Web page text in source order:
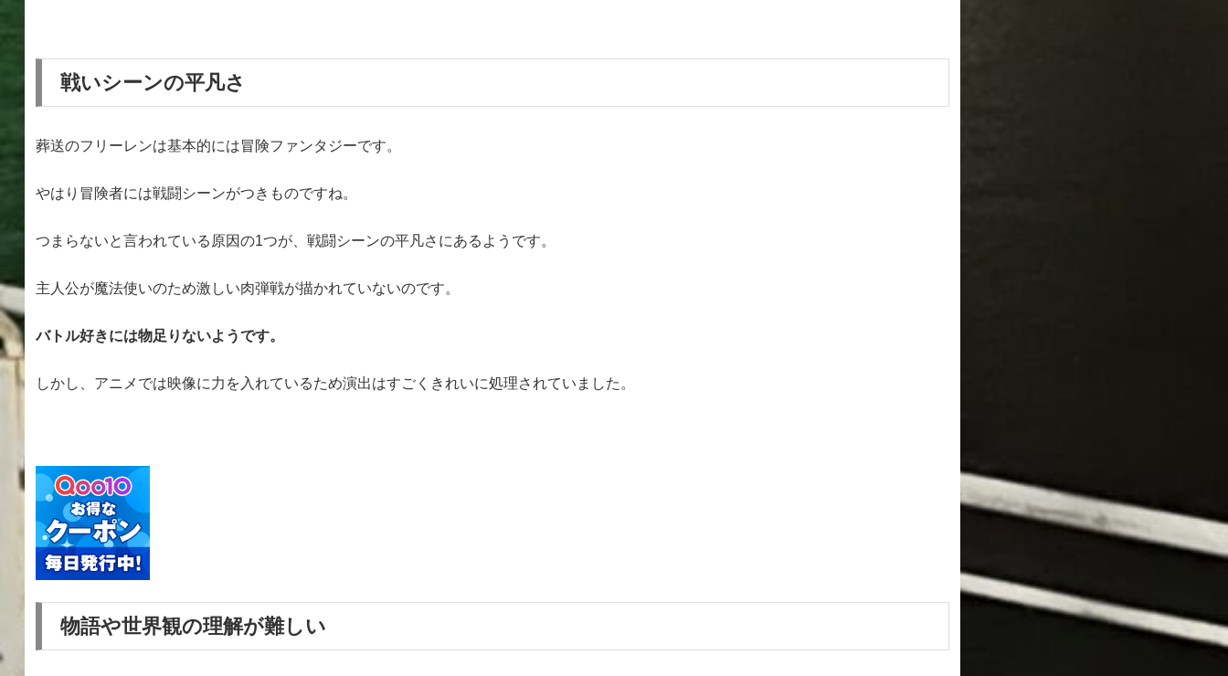
戦いシーンの平凡さ
葬送のフリーレンは基本的には冒険ファンタジーです。
やはり冒険者には戦闘シーンがつきものですね。
つまらないと言われている原因の1つが、戦闘シーンの平凡さにあるようです。
主人公が魔法使いのため激しい肉弾戦が描かれていないのです。
バトル好きには物足りないようです。
しかし、アニメでは映像に力を入れているため演出はすごくきれいに処理されていました。
物語や世界観の理解が難しい